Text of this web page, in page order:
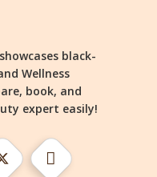
black-
Wellness
book, and
expert easily!